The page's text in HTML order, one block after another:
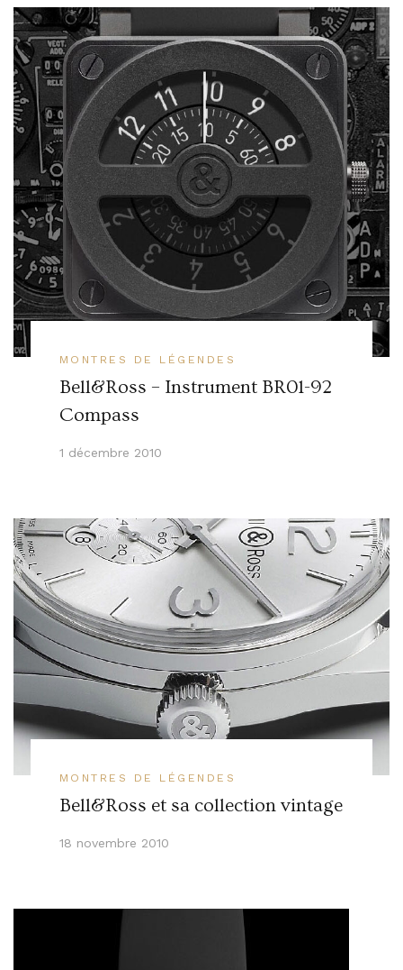
MONTRES DE LÉGENDES
Bell&Ross – Instrument BR01-92
Compass
1 décembre 2010
MONTRES DE LÉGENDES
Bell&Ross et sa collection vintage
18 novembre 2010